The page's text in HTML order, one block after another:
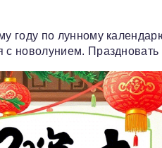
году по лунному
новолунием.